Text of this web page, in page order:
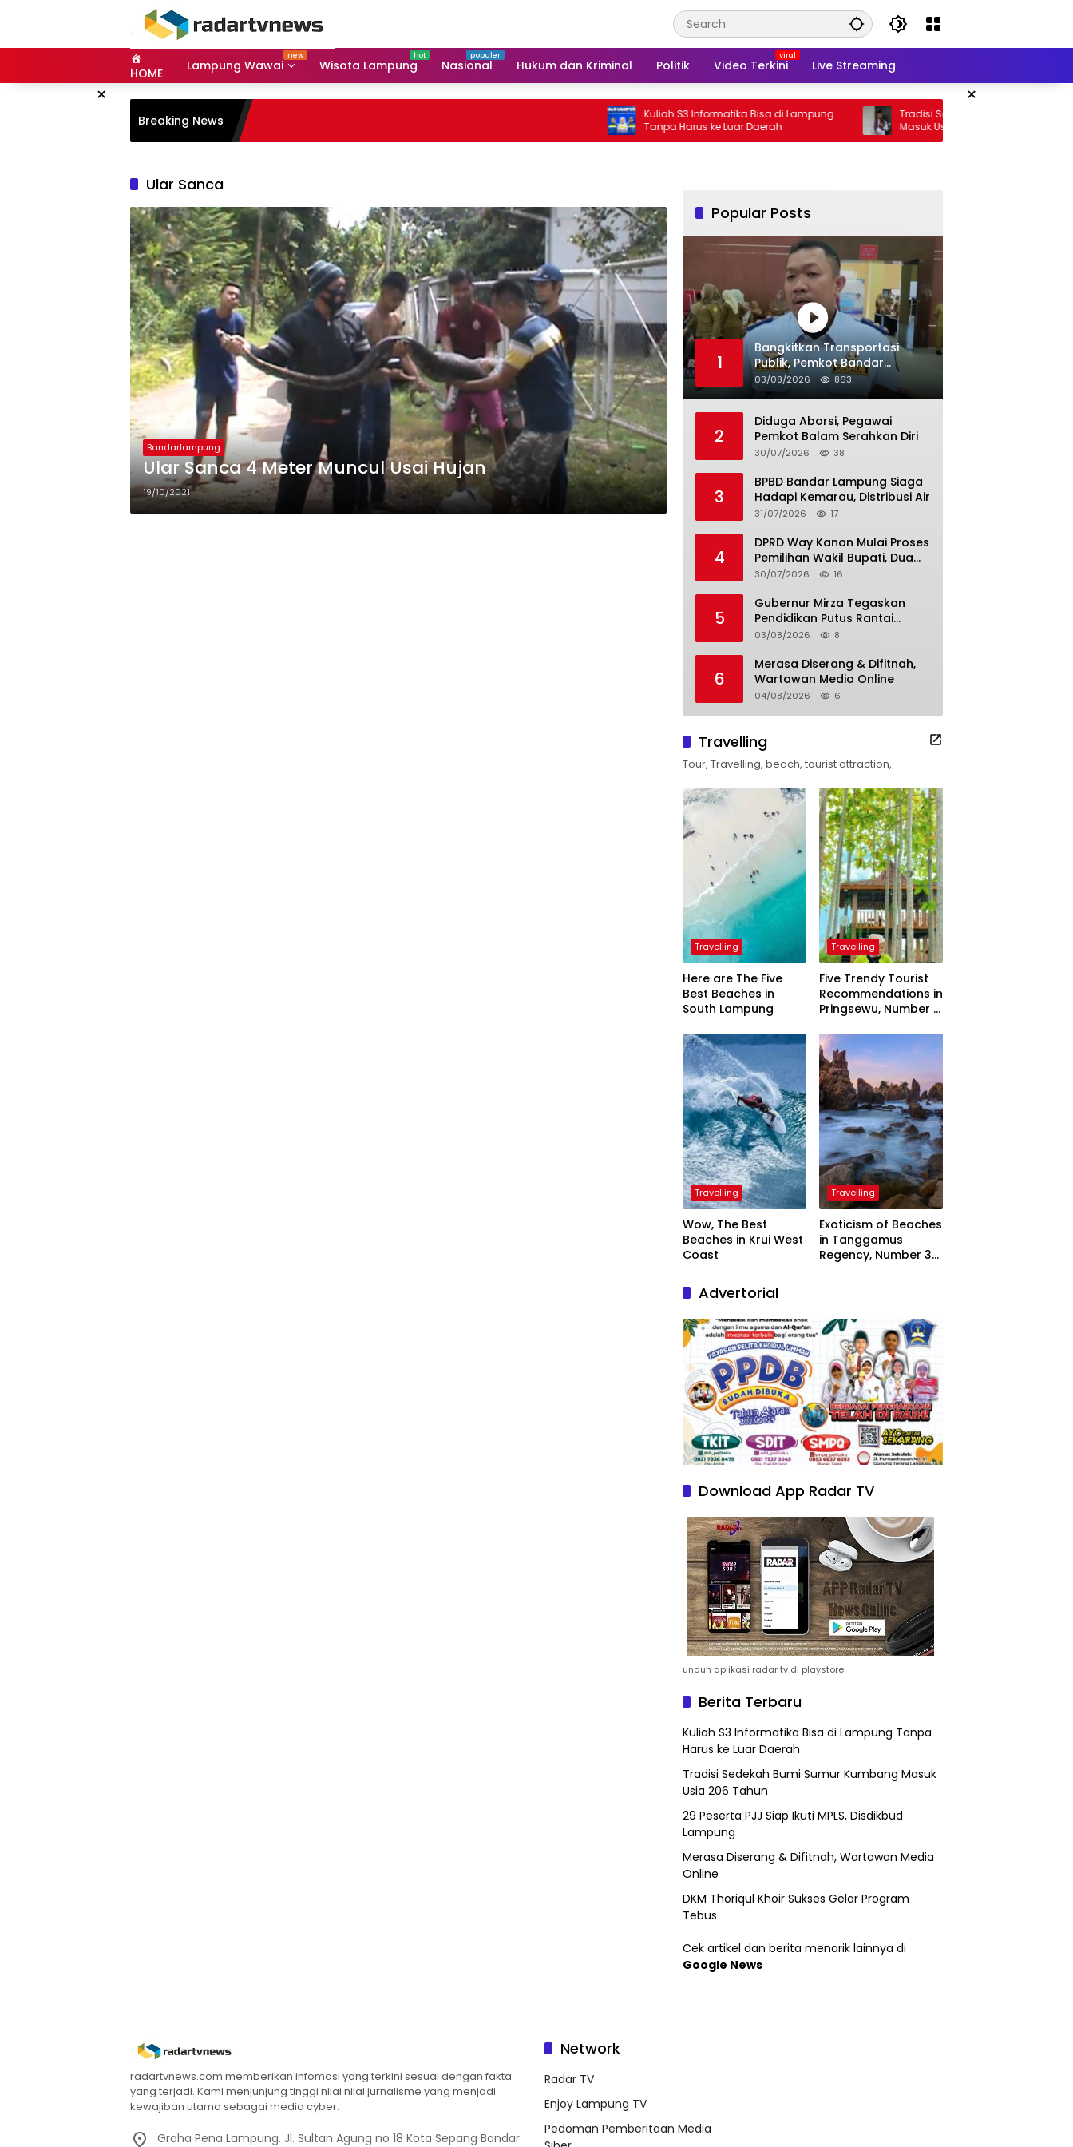
HOME Lampung Wawai Wisata Lampung Nasional Hukum dan Kriminal Politik Video Terkini Live Streaming
× ×
Breaking News
Kuliah S3 Informatika Bisa di Lampung
Tanpa Harus ke Luar Daerah
Tradisi Sedekah Bumi Sumur Kumbang
Masuk Usia 206 Tahun
Ular Sanca
Bandarlampung
Ular Sanca 4 Meter Muncul Usai Hujan
19/10/2021
Popular Posts
1
Bangkitkan Transportasi
Publik, Pemkot Bandar
Lampung Uji Coba Bus Umum
03/08/2026 863
2
Diduga Aborsi, Pegawai
Pemkot Balam Serahkan Diri
30/07/2026 38
3
BPBD Bandar Lampung Siaga
Hadapi Kemarau, Distribusi Air
31/07/2026 17
4
DPRD Way Kanan Mulai Proses
Pemilihan Wakil Bupati, Dua
Nama Resmi Bersaing
30/07/2026 16
5
Gubernur Mirza Tegaskan
Pendidikan Putus Rantai
Kemiskinan
03/08/2026 8
6
Merasa Diserang & Difitnah,
Wartawan Media Online
04/08/2026 6
Travelling
Tour, Travelling, beach, tourist attraction,
Travelling
Here are The Five
Best Beaches in
South Lampung
Travelling
Five Trendy Tourist
Recommendations in
Pringsewu, Number 3
President
Travelling
Wow, The Best
Beaches in Krui West
Coast
Travelling
Exoticism of Beaches
in Tanggamus
Regency, Number 3
Advertorial
Download App Radar TV
unduh aplikasi radar tv di playstore
Berita Terbaru
Kuliah S3 Informatika Bisa di Lampung Tanpa
Harus ke Luar Daerah
Tradisi Sedekah Bumi Sumur Kumbang Masuk
Usia 206 Tahun
29 Peserta PJJ Siap Ikuti MPLS, Disdikbud
Lampung
Merasa Diserang & Difitnah, Wartawan Media
Online
DKM Thoriqul Khoir Sukses Gelar Program
Tebus
Cek artikel dan berita menarik lainnya di
Google News
radartvnews.com memberikan infomasi yang terkini sesuai dengan fakta
yang terjadi. Kami menjunjung tinggi nilai nilai jurnalisme yang menjadi
kewajiban utama sebagai media cyber.
Graha Pena Lampung. Jl. Sultan Agung no 18 Kota Sepang Bandar
Network
Radar TV
Enjoy Lampung TV
Pedoman Pemberitaan Media